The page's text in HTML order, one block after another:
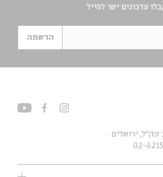
עדכונים ישר למייל
הרשמה
02-